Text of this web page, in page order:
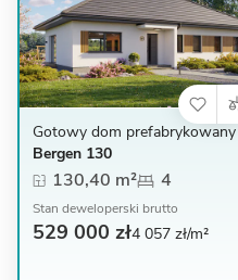
Gotowy dom prefabrykowany
Bergen 130
130,40 m² 4
Stan deweloperski brutto
529 000 zł4 057 zł/m²